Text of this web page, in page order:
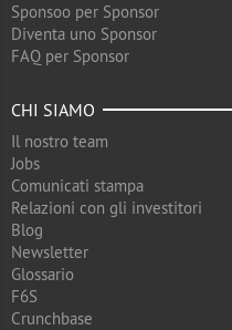
Sponsoo per Sponsor
Diventa uno Sponsor
FAQ per Sponsor
CHI SIAMO
Il nostro team
Jobs
Comunicati stampa
Relazioni con gli investitori
Blog
Newsletter
Glossario
F6S
Crunchbase